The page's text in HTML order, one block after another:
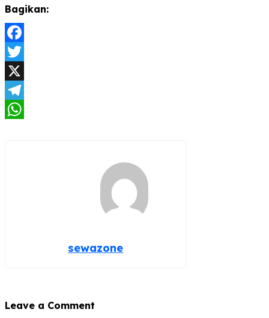
Bagikan:
Facebook
Twitter
X
Telegram
sewazone
Leave a Comment